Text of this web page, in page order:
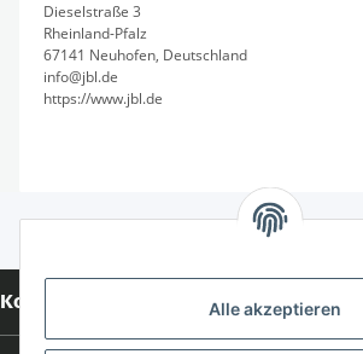
Alle akzeptieren
Dieselstraße 3
Rheinland-Pfalz
67141 Neuhofen, Deutschland
info@jbl.de
https://www.jbl.de
Kontakt